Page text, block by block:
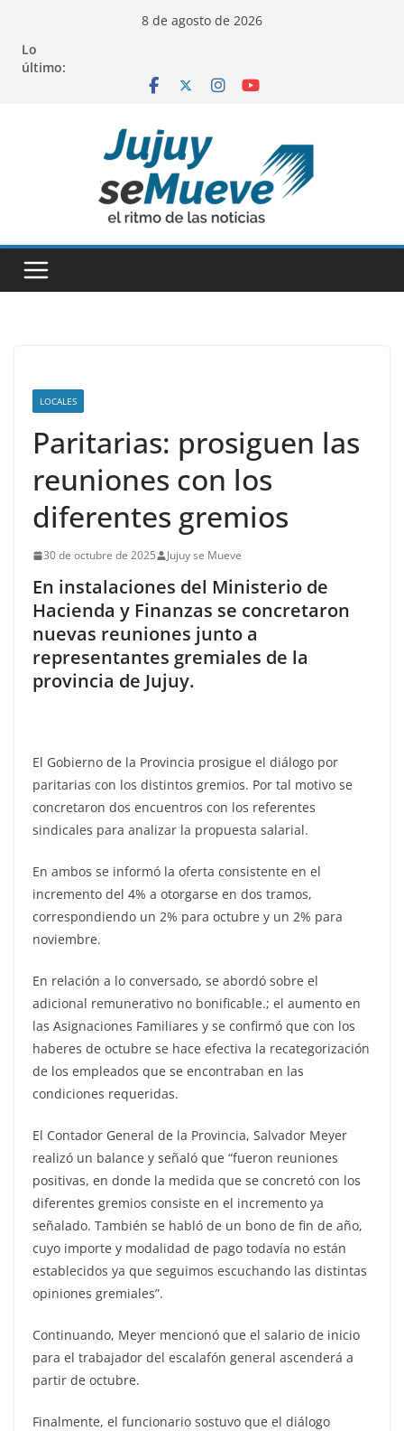
contenido
8 de agosto de 2026
Lo
último:
LOCALES
Paritarias: prosiguen las
reuniones con los
diferentes gremios
30 de octubre de 2025 Jujuy se Mueve
En instalaciones del Ministerio de
Hacienda y Finanzas se concretaron
nuevas reuniones junto a
representantes gremiales de la
provincia de Jujuy.
El Gobierno de la Provincia prosigue el diálogo por
paritarias con los distintos gremios. Por tal motivo se
concretaron dos encuentros con los referentes
sindicales para analizar la propuesta salarial.
En ambos se informó la oferta consistente en el
incremento del 4% a otorgarse en dos tramos,
correspondiendo un 2% para octubre y un 2% para
noviembre.
En relación a lo conversado, se abordó sobre el
adicional remunerativo no bonificable.; el aumento en
las Asignaciones Familiares y se confirmó que con los
haberes de octubre se hace efectiva la recategorización
de los empleados que se encontraban en las
condiciones requeridas.
El Contador General de la Provincia, Salvador Meyer
realizó un balance y señaló que “fueron reuniones
positivas, en donde la medida que se concretó con los
diferentes gremios consiste en el incremento ya
señalado. También se habló de un bono de fin de año,
cuyo importe y modalidad de pago todavía no están
establecidos ya que seguimos escuchando las distintas
opiniones gremiales”.
Continuando, Meyer mencionó que el salario de inicio
para el trabajador del escalafón general ascenderá a
partir de octubre.
Finalmente, el funcionario sostuvo que el diálogo